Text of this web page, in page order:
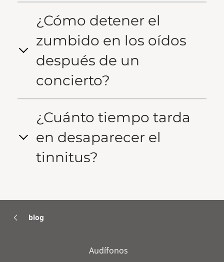
¿Cómo detener el
zumbido en los oídos
después de un
concierto?
¿Cuánto tiempo tarda
en desaparecer el
tinnitus?
blog
Audífonos